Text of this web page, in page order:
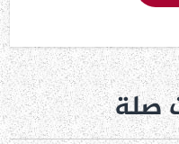
صلة